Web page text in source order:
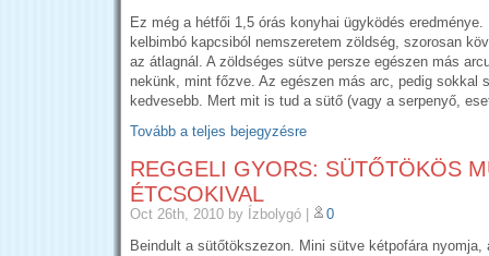
Ez még a hétfői 1,5 órás konyhai ügyködés
kelbimbó kapcsiból nemszeretem zöldség, szorosan
az átlagnál. A zöldséges sütve persze egészen más
nekünk, mint főzve. Az egészen más arc, pedig sokkal
kedvesebb. Mert mit is tud a sütő (vagy a serpenyő,
Tovább a teljes bejegyzésre
REGGELI GYORS: SÜTŐTÖKÖS
ÉTCSOKIVAL
Oct 26th, 2010 by Ízbolygó
0
Beindult a sütőtökszezon. Mini sütve kétpofára nyomja,